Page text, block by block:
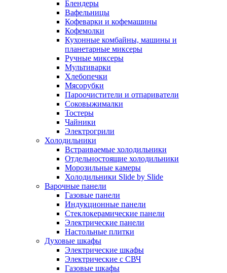
Блендеры
Вафельницы
Кофеварки и кофемашины
Кофемолки
Кухонные комбайны, машины и
планетарные миксеры
Ручные миксеры
Мультиварки
Хлебопечки
Мясорубки
Пароочистители и отпариватели
Соковыжималки
Тостеры
Чайники
Электрогрили
Холодильники
Встраиваемые холодильники
Отдельностоящие холодильники
Морозильные камеры
Холодильники Slide by Slide
Варочные панели
Газовые панели
Индукционные панели
Стеклокерамические панели
Электрические панели
Настольные плитки
Духовые шкафы
Электрические шкафы
Электрические с СВЧ
Газовые шкафы